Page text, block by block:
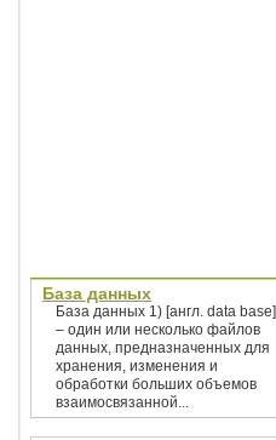
База данных
База данных 1) [англ. data base]
– один или несколько файлов
данных, предназначенных для
хранения, изменения и
обработки больших объемов
взаимосвязанной...